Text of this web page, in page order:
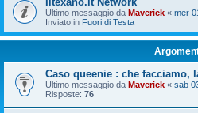
Ultimo messaggio da Maverick « mer
Inviato in Fuori di Testa
Caso queenie : che facciamo,
Ultimo messaggio da Maverick « sab
Risposte: 76